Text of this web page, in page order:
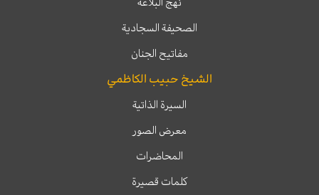
الصحيفة السجادية
مفاتيح الجنان
الشيخ حبيب الكاظمي
السيرة الذاتية
معرض الصور
المحاضرات
كلمات قصيرة